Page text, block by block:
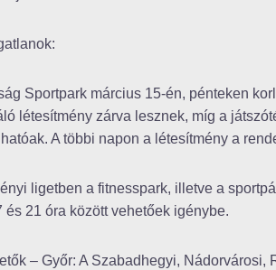
Sportpark március 15-én, pénteken
létesítmény zárva lesznek, míg a
A többi napon a létesítmény a
ligetben a fitnesspark, illetve a
és 21 óra között vehetőek igénybe.
– Győr: A Szabadhegyi,